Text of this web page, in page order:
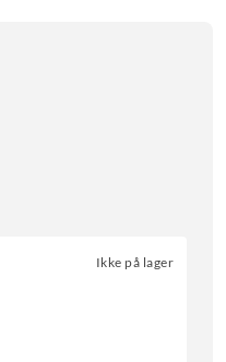
Ikke på lager